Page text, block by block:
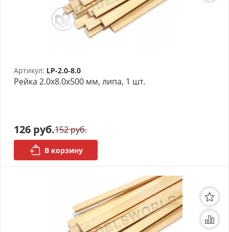
Артикул: LP-2.0-8.0
Рейка 2.0х8.0x500 мм, липа, 1 шт.
126 руб.152 руб.
В корзину